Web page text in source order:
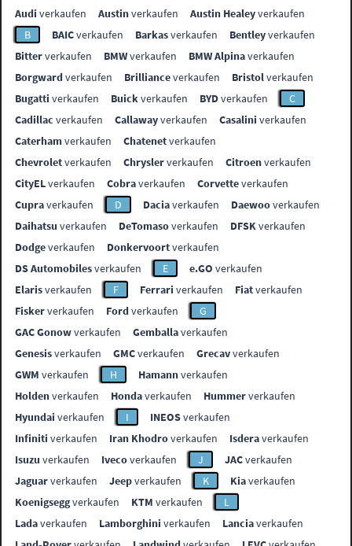
Audi verkaufen Austinverkaufen Austin Healeyverkaufen
B
BAICverkaufen Barkasverkaufen Bentleyverkaufen
Bitterverkaufen BMWverkaufen BMW Alpinaverkaufen
Borgwardverkaufen Brillianceverkaufen Bristolverkaufen
Bugatti verkaufen Buickverkaufen BYDverkaufen
C
Cadillac verkaufen Callawayverkaufen Casalini verkaufen
Caterhamverkaufen Chatenetverkaufen
Chevroletverkaufen Chryslerverkaufen Citroenverkaufen
CityELverkaufen Cobraverkaufen Corvetteverkaufen
Cupraverkaufen D Daciaverkaufen Daewooverkaufen
Daihatsu verkaufen DeTomasoverkaufen DFSKverkaufen
Dodgeverkaufen Donkervoortverkaufen
DS Automobilesverkaufen E e.GO verkaufen
Elarisverkaufen F Ferrari verkaufen Fiatverkaufen
Fiskerverkaufen Fordverkaufen
G
GAC Gonowverkaufen Gemballaverkaufen
Genesisverkaufen GMCverkaufen Grecavverkaufen
GWM verkaufen H Hamannverkaufen
Holdenverkaufen Hondaverkaufen Hummerverkaufen
Hyundai verkaufen I INEOSverkaufen
Infiniti verkaufen Iran Khodroverkaufen Isderaverkaufen
Isuzu verkaufen Ivecoverkaufen J JACverkaufen
Jaguarverkaufen Jeepverkaufen K Kiaverkaufen
Koenigseggverkaufen KTM verkaufen
L
Ladaverkaufen Lamborghini verkaufen Lanciaverkaufen